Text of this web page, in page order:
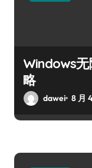
Windows无
略
dawei 8 月